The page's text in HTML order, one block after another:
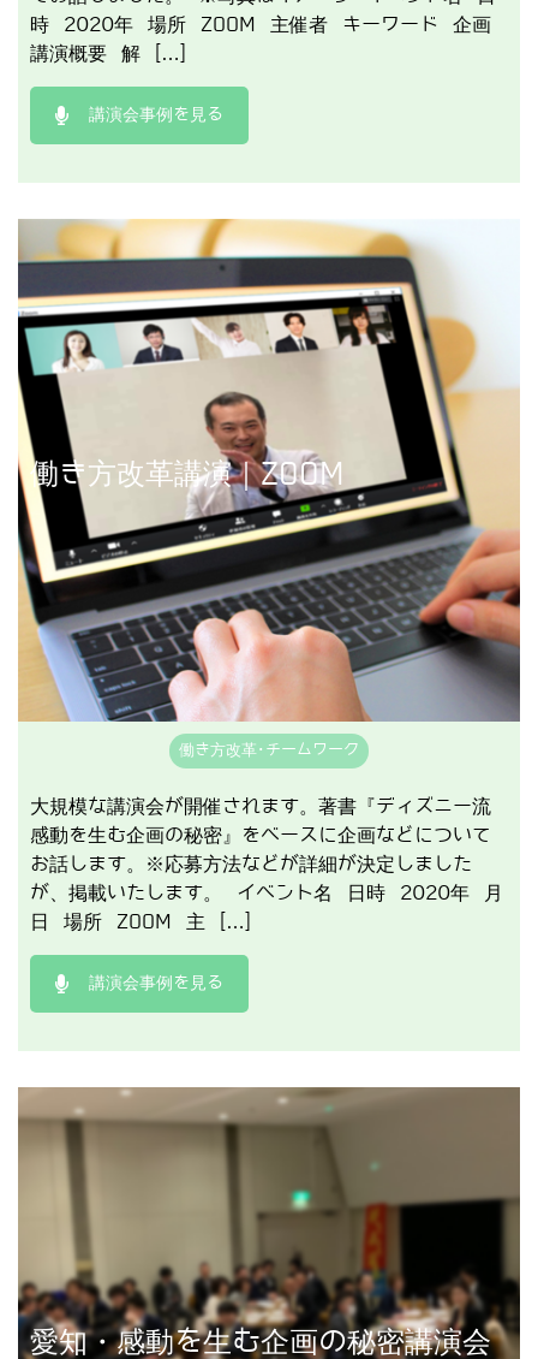
時 2020年 場所 ZOOM 主催者 キーワード 企画
講演概要 解 […]
講演会事例を見る
働き方改革講演｜ZOOM
講演事例を見る
働き方改革･チームワーク
大規模な講演会が開催されます。著書『ディズニー流
感動を生む企画の秘密』をベースに企画などについて
お話します。※応募方法などが詳細が決定しました
が、掲載いたします。 イベント名 日時 2020年 月
日 場所 ZOOM 主 […]
講演会事例を見る
愛知・感動を生む企画の秘密講演会
講演事例を見る